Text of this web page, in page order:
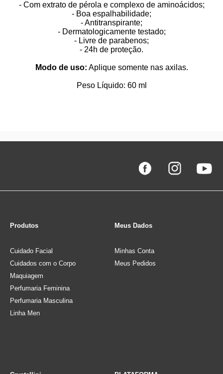
- Com extrato de pérola e complexo de aminoácidos;
- Boa espalhabilidade;
- Antitranspirante;
- Dermatologicamente testado;
- Livre de parabenos;
- 24h de proteção.
Modo de uso: Aplique somente nas axilas.
Peso Líquido: 60 ml
Produtos
Cuidado Facial
Cuidados com o Corpo
Maquiagem
Perfumaria Feminina
Perfumaria Masculina
Linha Men
Meus Dados
Minhas Conta
Meus Pedidos